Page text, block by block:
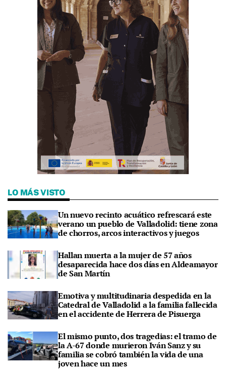
LO MÁS VISTO
Un nuevo recinto acuático refrescará este
verano un pueblo de Valladolid: tiene zona
de chorros, arcos interactivos y juegos
Hallan muerta a la mujer de 57 años
desaparecida hace dos días en Aldeamayor
de San Martín
Emotiva y multitudinaria despedida en la
Catedral de Valladolid a la familia fallecida
en el accidente de Herrera de Pisuerga
El mismo punto, dos tragedias: el tramo de
la A-67 donde murieron Iván Sanz y su
familia se cobró también la vida de una
joven hace un mes